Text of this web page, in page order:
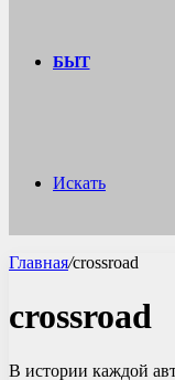
БЫТ
Искать
Главная/crossroad
crossroad
В истории каждой